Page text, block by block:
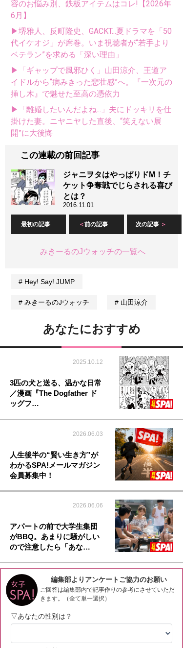
容のお悩み別、鉄板アイテムはコレ!【2026年
6月】
▶堺雅人、反町隆史、GACKT...夏ドラマを「50
代イケオジ」が席巻。いま視聴者が“若手より
ベテラン”を求める「深い理由」
▶「ギャップで風邪ひく」山田涼介、王道ア
イドルから“病みきった悲壮感”へ。『一次元の
挿し木』で魅せた至高の憑依力
▶「離婚したいんだよね...」夫にドッキリを仕
掛けた妻。ニヤニヤした直後、“笑えない展
開”に大後悔
この連載の前回記事
ジャニヲタはやっぱりドM！チ
ケット争奪戦でじらされる喜び
とは？
2016.11.01
最初の記事 前の記事 次の記事
みきーるのJウォッチの一覧へ
Hey! Say! JUMP
みきーるのJウォッチ 山田涼介
あなたにおすすめ
2025.10.12
3匹の犬と送る、温かな日常
／漫画『The Dogfather ド
ッグフ…
2026.06.03
人生後半の“賢い生き方”が
わかるSPA!メールマガジン
会員募集中！
2026.06.06
アパートの前で大学生集団
がBBQ。あまりに騒がしい
ので注意したら「あな…